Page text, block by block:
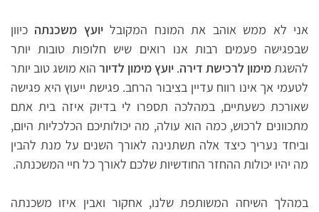
אני לא ממש אוהב את המונח המקובליועץ משכנתה כיוון
שבפגישה פעמים רבות אנו רואים שיש חלופות טובות יותר
להשגתמימון לרכישת דירה. יועץ מימון לדיור הוא מושג טוב יותר
לטעמי אך אינו רווח עדיין בציבור הרחב. פגישת ייעוץ היא פגישה
שאורכת כשעתיים, במהלכה תספרו לי בדיוק איזה בית אתם
מתכוונים לרכוש, כמה הוא עולה, מה יכולותיכם הכלכליות היום,
וביחד נעריך כיצד אלה תשתנינה לאורך השנים על מנת להבין
מה יהיו יכולות ההחזר החודשיות שלכם לאורך כל חיי המשכנתה.
במהלך השיחה המשותפת שלנו, אחקור ואבין איזו משכנתה